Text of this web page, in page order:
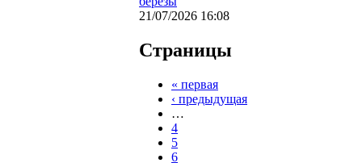
21/07/2026 16:08
Страницы
« первая
‹ предыдущая
…
4
5
6